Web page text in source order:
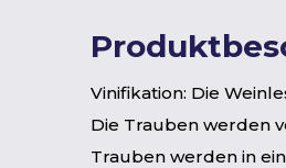
Vinifikation: Die
Die Trauben werden
Trauben werden in